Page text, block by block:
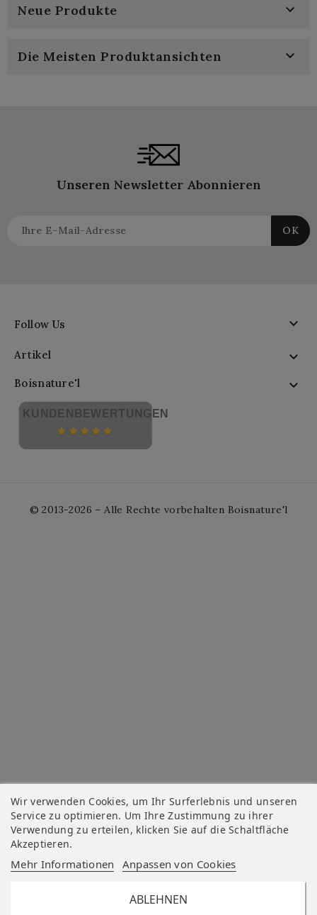
Neue Produkte 
Die Meisten Produktansichten 
Unseren Newsletter Abonnieren
Follow Us 
Artikel 
Boisnature'l 
Wir verwenden Cookies, um Ihr Surferlebnis und unseren
Service zu optimieren. Um Ihre Zustimmung zu ihrer
Verwendung zu erteilen, klicken Sie auf die Schaltfläche
Akzeptieren.
Mehr Informationen Anpassen von Cookies
ABLEHNEN
KUNDENBEWERTUNGEN
© 2013-2026 – Alle Rechte vorbehalten Boisnature'l